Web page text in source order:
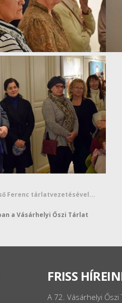
Ferenc tárlatvezetésével...
a Vásárhelyi Őszi Tárlat
FRISS
A 72. Vásárhelyi